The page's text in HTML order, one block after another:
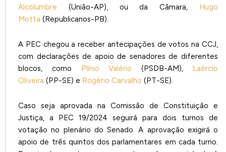
Alcolumbre (União-AP), ou da Câmara, Hugo
Motta (Republicanos-PB).
A PEC chegou a receber antecipações de votos na CCJ,
com declarações de apoio de senadores de diferentes
blocos, como Plínio Valério (PSDB-AM), Laércio
Oliveira (PP-SE) e Rogério Carvalho (PT-SE).
Caso seja aprovada na Comissão de Constituição e
Justiça, a PEC 19/2024 seguirá para dois turnos de
votação no plenário do Senado. A aprovação exigirá o
apoio de três quintos dos parlamentares em cada turno.